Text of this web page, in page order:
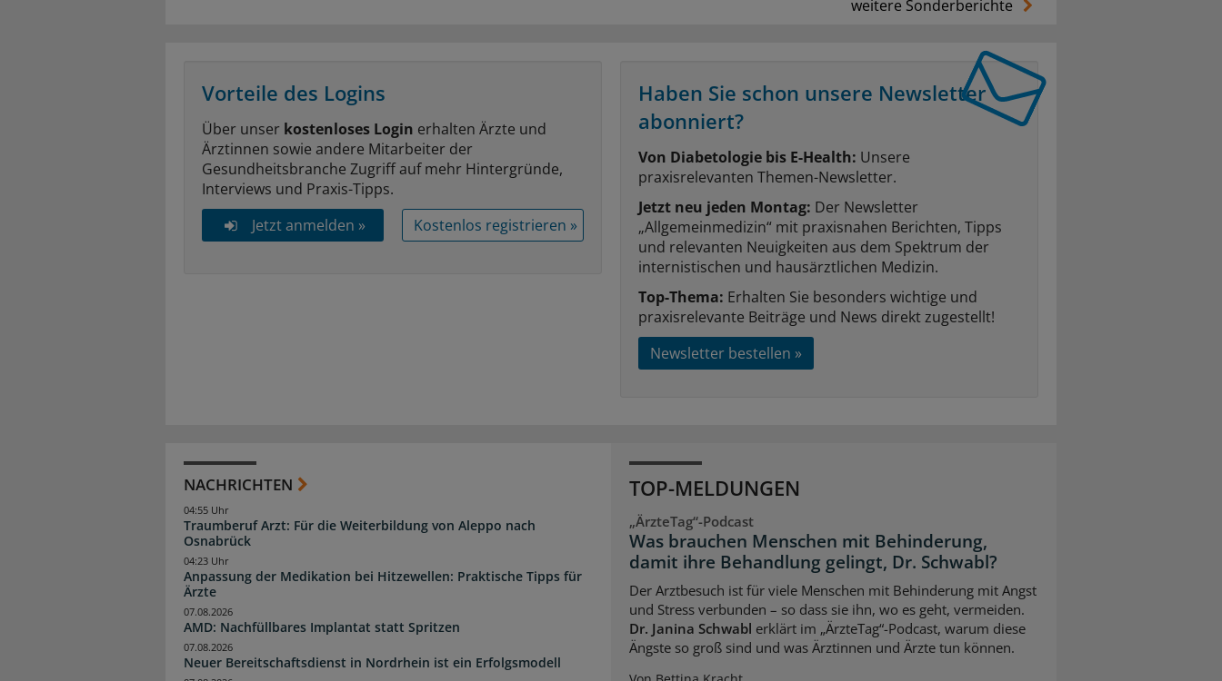
weitere Sonderberichte
Vorteile des Logins
Über unser kostenloses Login erhalten Ärzte und
Ärztinnen sowie andere Mitarbeiter der
Gesundheitsbranche Zugriff auf mehr Hintergründe,
Interviews und Praxis-Tipps.
Jetzt anmelden »
Kostenlos registrieren »
Haben Sie schon unsere Newsletter
abonniert?
Von Diabetologie bis E-Health: Unsere
praxisrelevanten Themen-Newsletter.
Jetzt neu jeden Montag: Der Newsletter
„Allgemeinmedizin“ mit praxisnahen Berichten, Tipps
und relevanten Neuigkeiten aus dem Spektrum der
internistischen und hausärztlichen Medizin.
Top-Thema: Erhalten Sie besonders wichtige und
praxisrelevante Beiträge und News direkt zugestellt!
Newsletter bestellen »
NACHRICHTEN
Traumberuf Arzt: Für die Weiterbildung von Aleppo nach
Osnabrück
04:55 Uhr
Anpassung der Medikation bei Hitzewellen: Praktische Tipps für
Ärzte
04:23 Uhr
AMD: Nachfüllbares Implantat statt Spritzen
07.08.2026
Neuer Bereitschaftsdienst in Nordrhein ist ein Erfolgsmodell
07.08.2026
TOP-MELDUNGEN
„ÄrzteTag“-Podcast
Was brauchen Menschen mit Behinderung,
damit ihre Behandlung gelingt, Dr. Schwabl?
Der Arztbesuch ist für viele Menschen mit Behinderung mit Angst
und Stress verbunden – so dass sie ihn, wo es geht, vermeiden.
Dr. Janina Schwabl erklärt im „ÄrzteTag“-Podcast, warum diese
Ängste so groß sind und was Ärztinnen und Ärzte tun können.